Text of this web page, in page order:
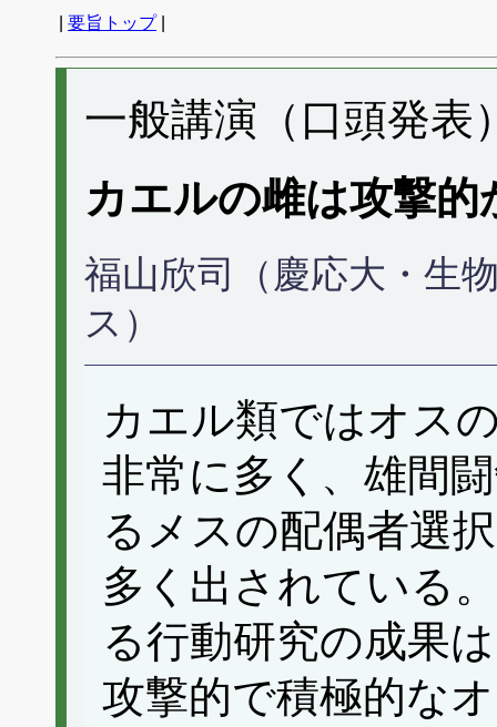
要旨トップ|
一般講演（口頭発表
カエルの雌は攻撃的
福山欣司（慶応大・生
ス）
カエル類ではオス
非常に多く、雄間
るメスの配偶者選
多く出されている
る行動研究の成果
攻撃的で積極的な